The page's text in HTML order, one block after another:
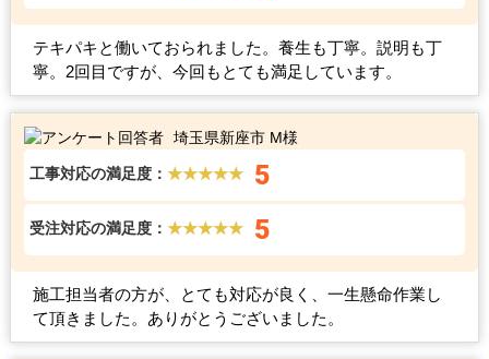
テキパキと働いておられました。養生も丁寧。説明も丁
寧。2回目ですが、今回もとても満足しています。
埼玉県新座市 M様
工事対応の満足度： ★★★★★ 5
受注対応の満足度： ★★★★★ 5
施工担当者の方が、とても対応が良く、一生懸命作業し
て頂きました。ありがとうございました。